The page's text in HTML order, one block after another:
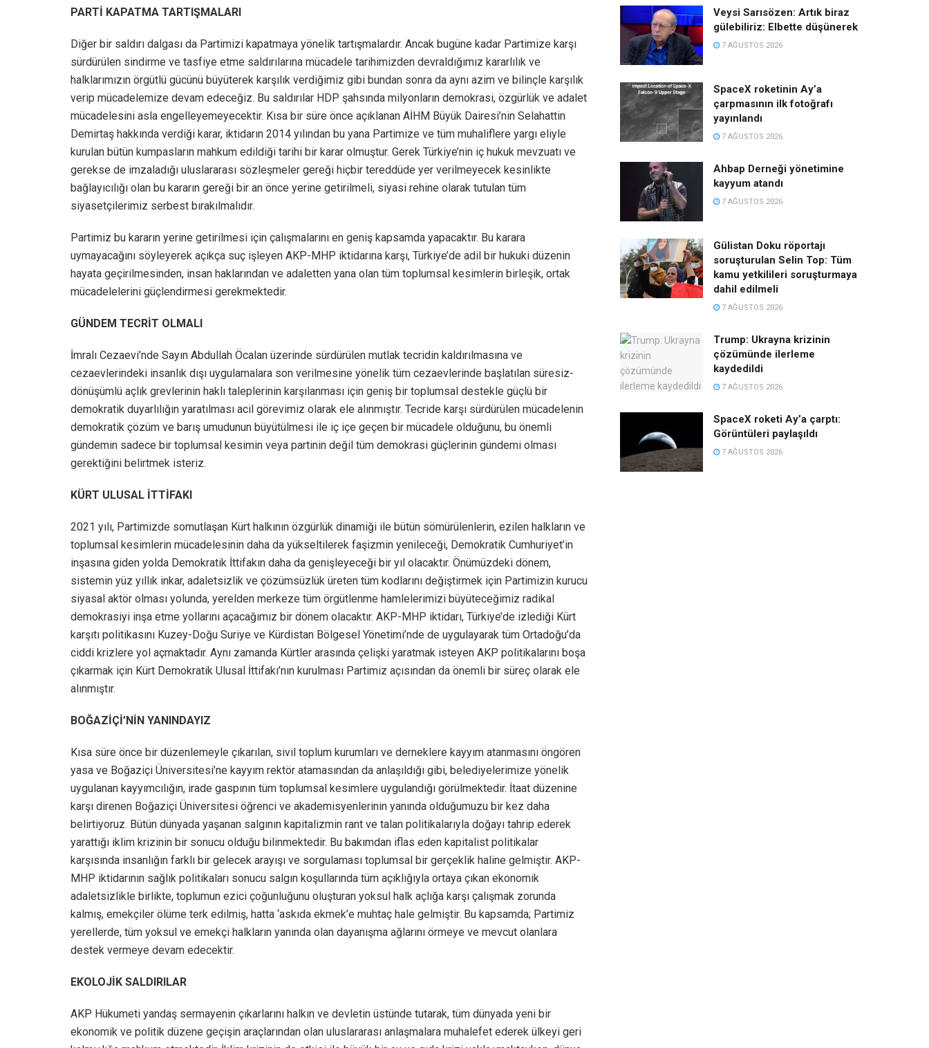
PARTİ KAPATMA TARTIŞMALARI
Diğer bir saldırı dalgası da Partimizi kapatmaya yönelik tartışmalardır. Ancak bugüne kadar Partimize karşı
sürdürülen sindirme ve tasfiye etme saldırılarına mücadele tarihimizden devraldığımız kararlılık ve
halklarımızın örgütlü gücünü büyüterek karşılık verdiğimiz gibi bundan sonra da aynı azim ve bilinçle karşılık
verip mücadelemize devam edeceğiz. Bu saldırılar HDP şahsında milyonların demokrasi, özgürlük ve adalet
mücadelesini asla engelleyemeyecektir. Kısa bir süre önce açıklanan AİHM Büyük Dairesi’nin Selahattin
Demirtaş hakkında verdiği karar, iktidarın 2014 yılından bu yana Partimize ve tüm muhaliflere yargı eliyle
kurulan bütün kumpasların mahkum edildiği tarihi bir karar olmuştur. Gerek Türkiye’nin iç hukuk mevzuatı ve
gerekse de imzaladığı uluslararası sözleşmeler gereği hiçbir tereddüde yer verilmeyecek kesinlikte
bağlayıcılığı olan bu kararın gereği bir an önce yerine getirilmeli, siyasi rehine olarak tutulan tüm
siyasetçilerimiz serbest bırakılmalıdır.
Partimiz bu kararın yerine getirilmesi için çalışmalarını en geniş kapsamda yapacaktır. Bu karara
uymayacağını söyleyerek açıkça suç işleyen AKP-MHP iktidarına karşı, Türkiye’de adil bir hukuki düzenin
hayata geçirilmesinden, insan haklarından ve adaletten yana olan tüm toplumsal kesimlerin birleşik, ortak
mücadelelerini güçlendirmesi gerekmektedir.
GÜNDEM TECRİT OLMALI
İmralı Cezaevi’nde Sayın Abdullah Öcalan üzerinde sürdürülen mutlak tecridin kaldırılmasına ve
cezaevlerindeki insanlık dışı uygulamalara son verilmesine yönelik tüm cezaevlerinde başlatılan süresiz-
dönüşümlü açlık grevlerinin haklı taleplerinin karşılanması için geniş bir toplumsal destekle güçlü bir
demokratik duyarlılığın yaratılması acil görevimiz olarak ele alınmıştır. Tecride karşı sürdürülen mücadelenin
demokratik çözüm ve barış umudunun büyütülmesi ile iç içe geçen bir mücadele olduğunu, bu önemli
gündemin sadece bir toplumsal kesimin veya partinin değil tüm demokrasi güçlerinin gündemi olması
gerektiğini belirtmek isteriz.
KÜRT ULUSAL İTTİFAKI
2021 yılı, Partimizde somutlaşan Kürt halkının özgürlük dinamiği ile bütün sömürülenlerin, ezilen halkların ve
toplumsal kesimlerin mücadelesinin daha da yükseltilerek faşizmin yenileceği, Demokratik Cumhuriyet’in
inşasına giden yolda Demokratik İttifakın daha da genişleyeceği bir yıl olacaktır. Önümüzdeki dönem,
sistemin yüz yıllık inkar, adaletsizlik ve çözümsüzlük üreten tüm kodlarını değiştirmek için Partimizin kurucu
siyasal aktör olması yolunda, yerelden merkeze tüm örgütlenme hamlelerimizi büyüteceğimiz radikal
demokrasiyi inşa etme yollarını açacağımız bir dönem olacaktır. AKP-MHP iktidarı, Türkiye’de izlediği Kürt
karşıtı politikasını Kuzey-Doğu Suriye ve Kürdistan Bölgesel Yönetimi’nde de uygulayarak tüm Ortadoğu’da
ciddi krizlere yol açmaktadır. Aynı zamanda Kürtler arasında çelişki yaratmak isteyen AKP politikalarını boşa
çıkarmak için Kürt Demokratik Ulusal İttifakı’nın kurulması Partimiz açısından da önemli bir süreç olarak ele
alınmıştır.
BOĞAZİÇİ’NİN YANINDAYIZ
Kısa süre önce bir düzenlemeyle çıkarılan, sivil toplum kurumları ve derneklere kayyım atanmasını öngören
yasa ve Boğaziçi Üniversitesi’ne kayyım rektör atamasından da anlaşıldığı gibi, belediyelerimize yönelik
uygulanan kayyımcılığın, irade gaspının tüm toplumsal kesimlere uygulandığı görülmektedir. İtaat düzenine
karşı direnen Boğaziçi Üniversitesi öğrenci ve akademisyenlerinin yanında olduğumuzu bir kez daha
belirtiyoruz. Bütün dünyada yaşanan salgının kapitalizmin rant ve talan politikalarıyla doğayı tahrip ederek
yarattığı iklim krizinin bir sonucu olduğu bilinmektedir. Bu bakımdan iflas eden kapitalist politikalar
karşısında insanlığın farklı bir gelecek arayışı ve sorgulaması toplumsal bir gerçeklik haline gelmiştir. AKP-
MHP iktidarının sağlık politikaları sonucu salgın koşullarında tüm açıklığıyla ortaya çıkan ekonomik
adaletsizlikle birlikte, toplumun ezici çoğunluğunu oluşturan yoksul halk açlığa karşı çalışmak zorunda
kalmış, emekçiler ölüme terk edilmiş, hatta ‘askıda ekmek’e muhtaç hale gelmiştir. Bu kapsamda; Partimiz
yerellerde, tüm yoksul ve emekçi halkların yanında olan dayanışma ağlarını örmeye ve mevcut olanlara
destek vermeye devam edecektir.
EKOLOJİK SALDIRILAR
AKP Hükumeti yandaş sermayenin çıkarlarını halkın ve devletin üstünde tutarak, tüm dünyada yeni bir
ekonomik ve politik düzene geçişin araçlarından olan uluslararası anlaşmalara muhalefet ederek ülkeyi geri
Veysi Sarısözen: Artık biraz
gülebiliriz: Elbette düşünerek
7 AĞUSTOS 2026
SpaceX roketinin Ay’a
çarpmasının ilk fotoğrafı
yayınlandı
7 AĞUSTOS 2026
Ahbap Derneği yönetimine
kayyum atandı
7 AĞUSTOS 2026
Gülistan Doku röportajı
soruşturulan Selin Top: Tüm
kamu yetkilileri soruşturmaya
dahil edilmeli
7 AĞUSTOS 2026
Trump: Ukrayna krizinin
çözümünde ilerleme
kaydedildi
7 AĞUSTOS 2026
SpaceX roketi Ay’a çarptı:
Görüntüleri paylaşıldı
7 AĞUSTOS 2026